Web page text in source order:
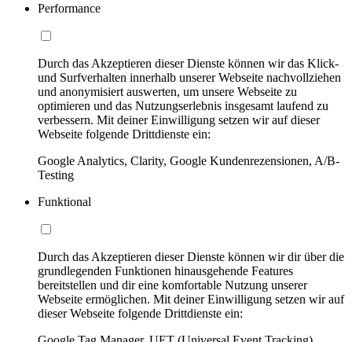
Performance
Durch das Akzeptieren dieser Dienste können wir das Klick-
und Surfverhalten innerhalb unserer Webseite nachvollziehen
und anonymisiert auswerten, um unsere Webseite zu
optimieren und das Nutzungserlebnis insgesamt laufend zu
verbessern. Mit deiner Einwilligung setzen wir auf dieser
Webseite folgende Drittdienste ein:
Google Analytics, Clarity, Google Kundenrezensionen, A/B-
Testing
Funktional
Durch das Akzeptieren dieser Dienste können wir dir über die
grundlegenden Funktionen hinausgehende Features
bereitstellen und dir eine komfortable Nutzung unserer
Webseite ermöglichen. Mit deiner Einwilligung setzen wir auf
dieser Webseite folgende Drittdienste ein: